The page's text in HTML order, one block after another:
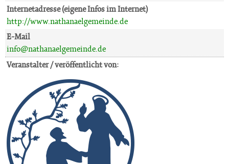
Internetadresse (eigene Infos im Internet)
http://www.nathanaelgemeinde.de
E-Mail
info@nathanaelgemeinde.de
Veranstalter / veröffentlicht von: